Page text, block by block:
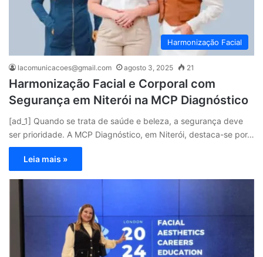
Harmonização Facial
lacomunicacoes@gmail.com agosto 3, 2025 21
Harmonização Facial e Corporal com
Segurança em Niterói na MCP Diagnóstico
[ad_1] Quando se trata de saúde e beleza, a segurança deve
ser prioridade. A MCP Diagnóstico, em Niterói, destaca-se por…
Leia mais »